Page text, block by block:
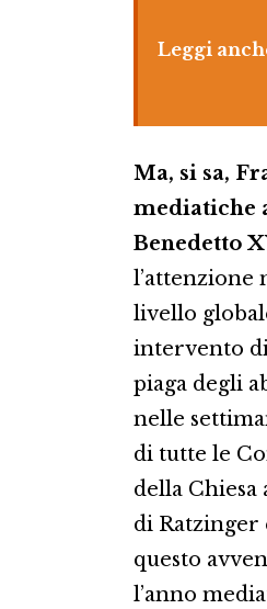
Leggi
Ma, si sa,
mediatiche
Benedetto
l’attenzione
livello
intervento di
piaga degli
nelle
di tutte le
della
di Ratzinger
questo
l’anno